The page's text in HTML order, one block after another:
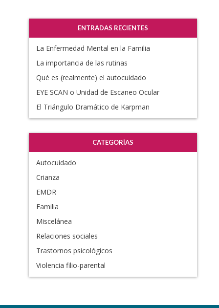
ENTRADAS RECIENTES
La Enfermedad Mental en la Familia
La importancia de las rutinas
Qué es (realmente) el autocuidado
EYE SCAN o Unidad de Escaneo Ocular
El Triángulo Dramático de Karpman
CATEGORÍAS
Autocuidado
Crianza
EMDR
Familia
Miscelánea
Relaciones sociales
Trastornos psicológicos
Violencia filio-parental